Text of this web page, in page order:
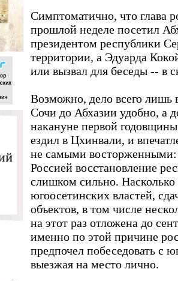
Симптоматично, что глава
прошлой неделе посетил
президентом республики
территории, а Эдуарда
или вызвал для беседы -- в
Возможно, дело всего лишь
Сочи до Абхазии удобно,
накануне первой
ездил в Цхинвали, и
не самыми восторженными:
Россией восстановление
слишком сильно. Насколько
югоосетинских властей,
объектов, в том числе
на этот раз отложена до
именно по этой причине
предпочел побеседовать с
выезжая на место лично.